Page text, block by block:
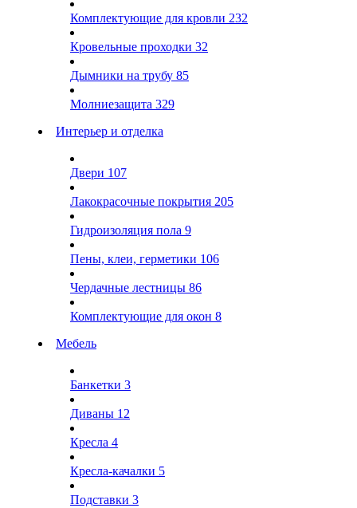
Комплектующие для кровли 232
Кровельные проходки 32
Дымники на трубу 85
Молниезащита 329
Интерьер и отделка
Двери 107
Лакокрасочные покрытия 205
Гидроизоляция пола 9
Пены, клеи, герметики 106
Чердачные лестницы 86
Комплектующие для окон 8
Мебель
Банкетки 3
Диваны 12
Кресла 4
Кресла-качалки 5
Подставки 3